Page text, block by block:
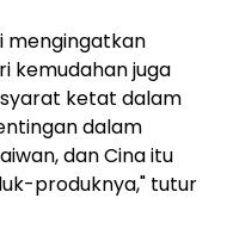
mengingatkan
kemudahan juga
ketat dalam
dalam
dan Cina itu
produknya," tutur